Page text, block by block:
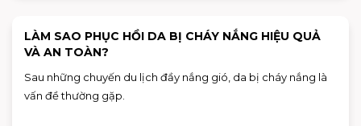
LÀM SAO PHỤC HỒI DA BỊ CHÁY NẮNG HIỆU QUẢ
VÀ AN TOÀN?
Sau những chuyến du lịch đầy nắng gió, da bị cháy nắng là
vấn đề thường gặp.